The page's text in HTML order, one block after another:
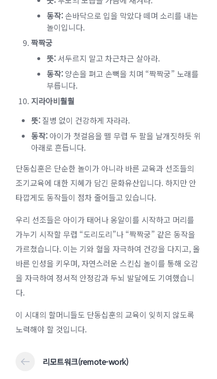
동작: 손바닥으로 입을 막았다 떼며 소리를 내는
놀이입니다.
짝짝궁
뜻: 서두르지 말고 차근차근 살아라.
동작: 양손을 펴고 손뼉을 치며 “짝짝궁” 노래를
부릅니다.
지라아비훨훨
뜻: 질병 없이 건강하게 자라라.
동작: 아이가 첫걸음을 뗄 무렵 두 팔을 날개짓하듯 위
아래로 흔듭니다.
단동십훈은 단순한 놀이가 아니라 바른 교육과 선조들의
조기교육에 대한 지혜가 담긴 문화유산입니다. 하지만 안
타깝게도 동작들이 점차 줄어들고 있습니다.
우리 선조들은 아이가 태어나 옹알이를 시작하고 머리를
가누기 시작할 무렵 “도리도리”나 “짝짝궁” 같은 동작을
가르쳤습니다. 이는 기와 혈을 자극하여 건강을 다지고, 올
바른 인성을 키우며, 자연스러운 스킨십 놀이를 통해 오감
을 자극하여 정서적 안정감과 두뇌 발달에도 기여했습니
다.
이 시대의 할머니들도 단동십훈의 교육이 잊히지 않도록
노력해야 할 것입니다.
리모트워크(remote-work)